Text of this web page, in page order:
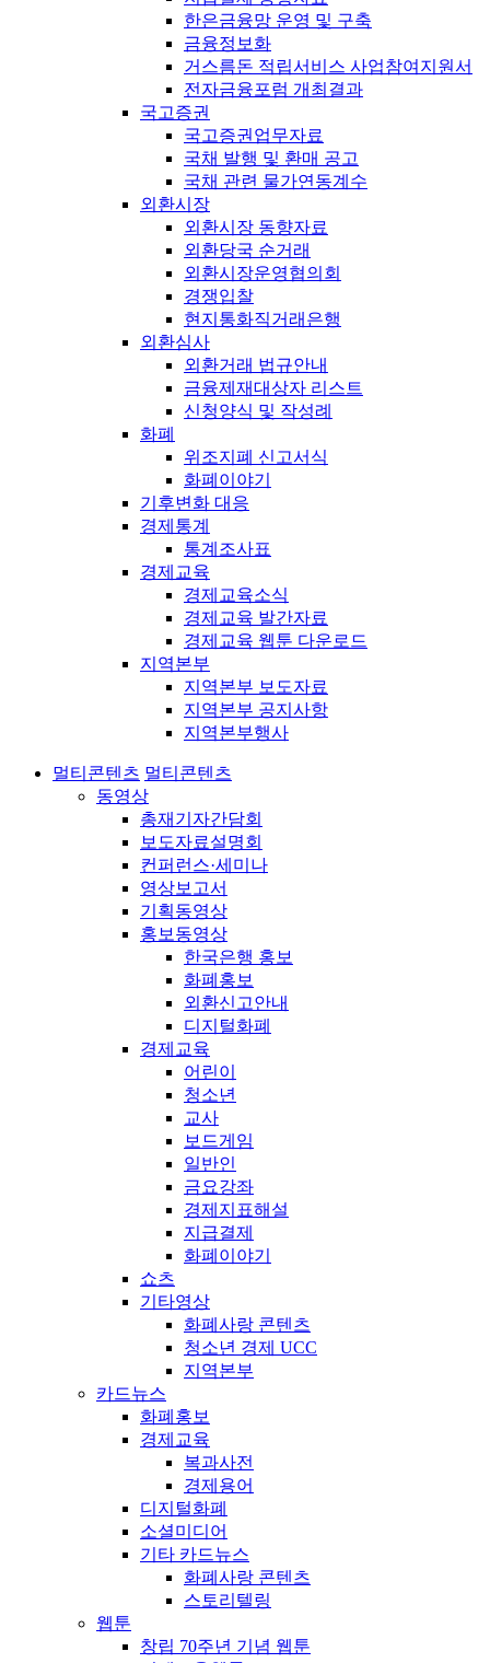
한은금융망 운영 및 구축
금융정보화
거스름돈 적립서비스 사업참여지원서
전자금융포럼 개최결과
국고증권
국고증권업무자료
국채 발행 및 환매 공고
국채 관련 물가연동계수
외환시장
외환시장 동향자료
외환당국 순거래
외환시장운영협의회
경쟁입찰
현지통화직거래은행
외환심사
외환거래 법규안내
금융제재대상자 리스트
신청양식 및 작성례
화폐
위조지폐 신고서식
화폐이야기
기후변화 대응
경제통계
통계조사표
경제교육
경제교육소식
경제교육 발간자료
경제교육 웹툰 다운로드
지역본부
지역본부 보도자료
지역본부 공지사항
지역본부행사
멀티콘텐츠 멀티콘텐츠
동영상
총재기자간담회
보도자료설명회
컨퍼런스·세미나
영상보고서
기획동영상
홍보동영상
한국은행 홍보
화폐홍보
외환신고안내
디지털화폐
경제교육
어린이
청소년
교사
보드게임
일반인
금요강좌
경제지표해설
지급결제
화폐이야기
쇼츠
기타영상
화폐사랑 콘텐츠
청소년 경제 UCC
지역본부
카드뉴스
화폐홍보
경제교육
복과사전
경제용어
디지털화폐
소셜미디어
기타 카드뉴스
화폐사랑 콘텐츠
스토리텔링
웹툰
창립 70주년 기념 웹툰